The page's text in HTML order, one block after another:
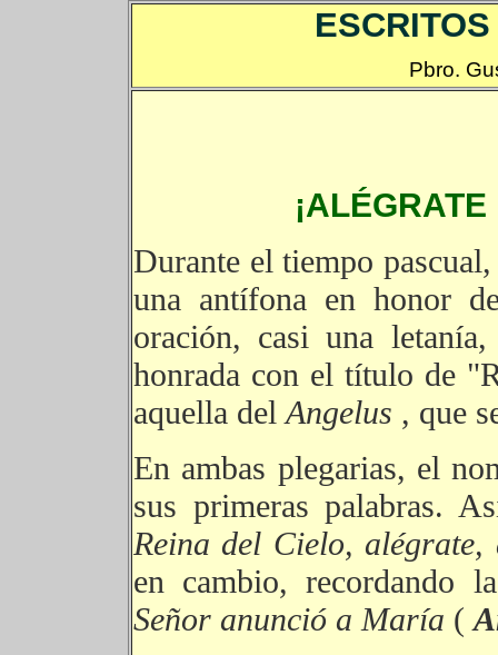
Pbro.
Durante el tiempo
una antífona en honor
oración, casi una
honrada con el título de
aquella del Angelus , que
En ambas plegarias, el
sus primeras palabras.
Reina del Cielo,
en cambio, recordando
Señor anunció a María (